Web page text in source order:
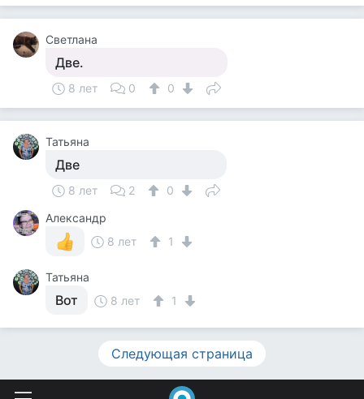
Светлана
Две.
8 лет 0 0
Татьяна
Две
8 лет 2
0
Александр
8 лет
1
Татьяна
Вот 8 лет 1
Следующая страница